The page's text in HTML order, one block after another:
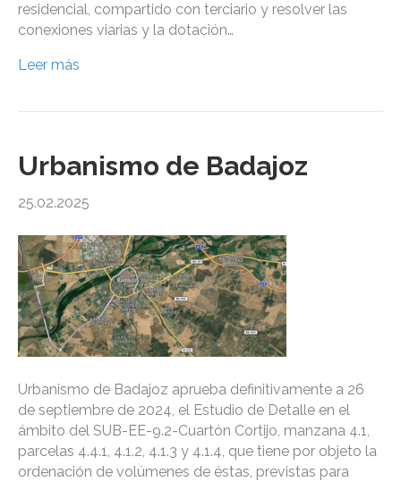
residencial, compartido con terciario y resolver las
conexiones viarias y la dotación…
Leer más
Urbanismo de Badajoz
25.02.2025
Urbanismo de Badajoz aprueba definitivamente a 26
de septiembre de 2024, el Estudio de Detalle en el
ámbito del SUB-EE-9.2-Cuartón Cortijo, manzana 4.1,
parcelas 4.4.1, 4.1.2, 4.1.3 y 4.1.4, que tiene por objeto la
ordenación de volúmenes de éstas, previstas para